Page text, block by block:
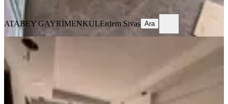
Ara
ATABEY GAYRİMENKULErdem Sivas Ara
Merkezefendi, Saraylar Mahallesi
3 Oda·91 m²· 16.07.2026